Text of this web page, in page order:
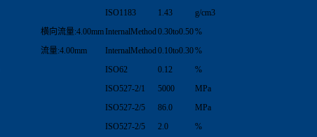
ISO1183 1.43
g/cm3
横向流量:4.00mmInternalMethod0.30to0.50%
流量:4.00mm InternalMethod0.10to0.30%
ISO62 0.12
%
ISO527-2/1 5000
MPa
ISO527-2/5 86.0
MPa
ISO527-2/5 2.0
%